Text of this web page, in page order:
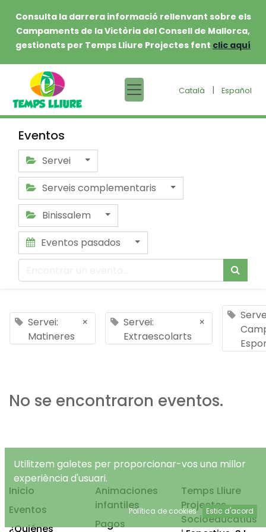
Consulta la darrera informació rellenvant sobre els
Campaments de la Victòria del Consell de Mallorca,
gestionats per Temps Lliure Projectes fent clic aquí
Català | Español
Eventos
Servei
Serveis complementaris
Binissalem
Eventos pasados
Servei:
Matineres
×
Servei:
Extraescolarts
×
No se encontraron eventos.
Inicio
Eventos
¿Quiénes
Animaciones
infantiles
Pagos
Temps Lliure
Projectes
Socioeducatius
Utilitzem galetes per proporcionar-vos una millor
experiència d'usuari.
Política de cookies Estic d'acord